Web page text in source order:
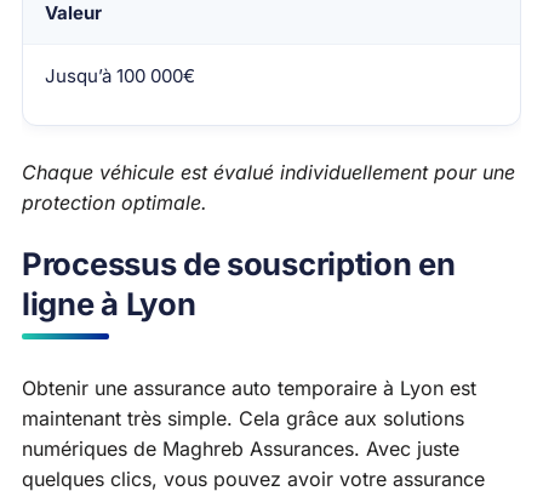
Valeur
Jusqu’à 100 000€
Chaque véhicule est évalué individuellement pour une
protection optimale.
Processus de souscription en
ligne à Lyon
Obtenir une assurance auto temporaire à Lyon est
maintenant très simple. Cela grâce aux solutions
numériques de Maghreb Assurances. Avec juste
quelques clics, vous pouvez avoir votre assurance